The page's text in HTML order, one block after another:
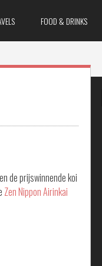
FOOD & DRINKS
de prijswinnende koi
Zen Nippon Airinkai